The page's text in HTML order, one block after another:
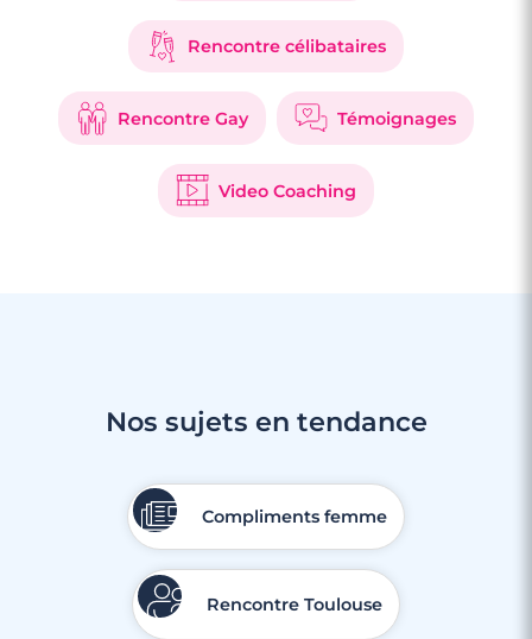
Rencontre célibataires
Rencontre Gay Témoignages
Video Coaching
Nos sujets en tendance
Compliments femme
Rencontre Toulouse